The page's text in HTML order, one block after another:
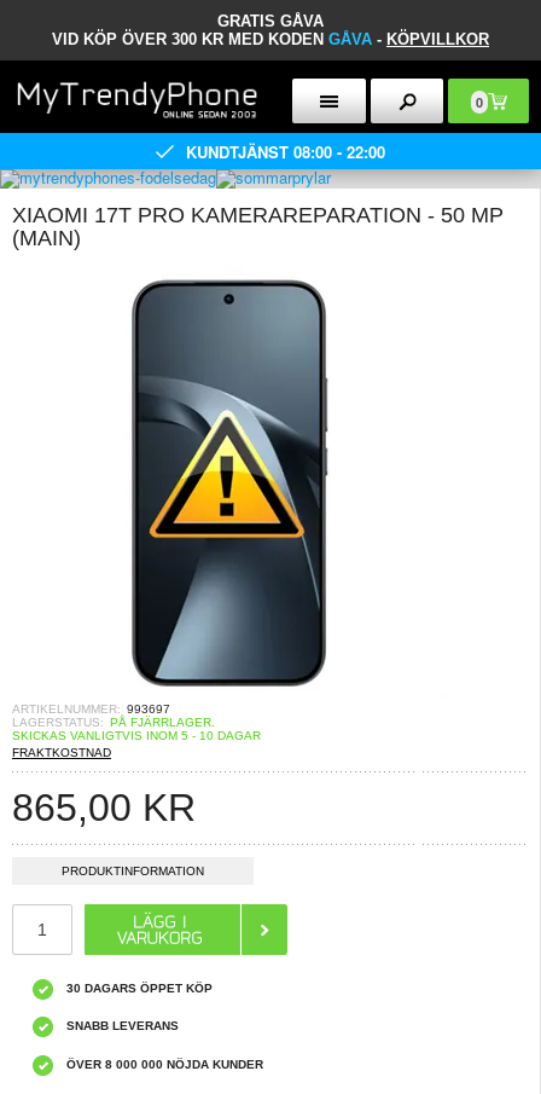
GRATIS GÅVA
VID KÖP ÖVER 300 KR MED KODEN GÅVA - KÖPVILLKOR
0
KUNDTJÄNST 08:00 - 22:00
XIAOMI 17T PRO KAMERAREPARATION - 50 MP
(MAIN)
ARTIKELNUMMER: 993697
LAGERSTATUS: PÅ FJÄRRLAGER.
SKICKAS VANLIGTVIS INOM 5 - 10 DAGAR
FRAKTKOSTNAD
865,00 KR
PRODUKTINFORMATION
30 DAGARS ÖPPET KÖP
SNABB LEVERANS
ÖVER 8 000 000 NÖJDA KUNDER